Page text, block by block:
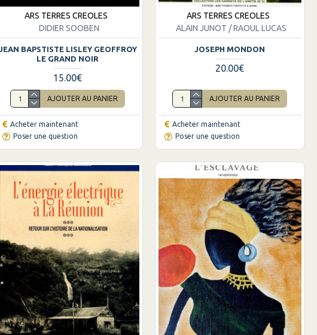
ARS TERRES CREOLES
DIDIER SOOBEN
JEAN BAPSTISTE LISLEY GEOFFROY
LE GRAND NOIR
15.00€
AJOUTER AU PANIER
Acheter maintenant
Poser une question
ARS TERRES CREOLES
ALAIN JUNOT / RAOUL LUCAS
JOSEPH MONDON
20.00€
AJOUTER AU PANIER
Acheter maintenant
Poser une question